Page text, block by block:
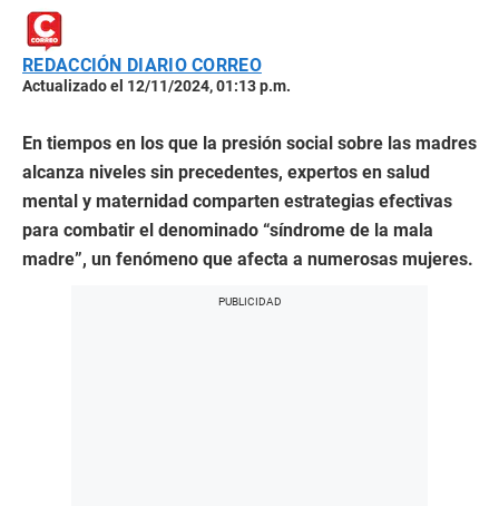
REDACCIÓN DIARIO CORREO
Actualizado el 12/11/2024, 01:13 p.m.
En tiempos en los que la presión social sobre las madres
alcanza niveles sin precedentes, expertos en salud
mental y maternidad comparten estrategias efectivas
para combatir el denominado “síndrome de la mala
madre”, un fenómeno que afecta a numerosas mujeres.